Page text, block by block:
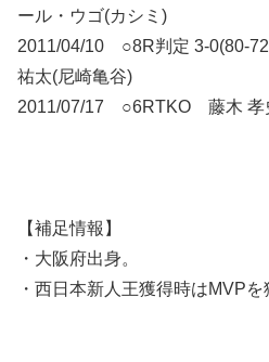
ール・ウゴ(カシミ)
2011/04/10 ○8R判定 3-0(80-
祐太(尼崎亀谷)
2011/07/17 ○6RTKO 藤木 孝
【補足情報】
・大阪府出身。
・西日本新人王獲得時はMVPを